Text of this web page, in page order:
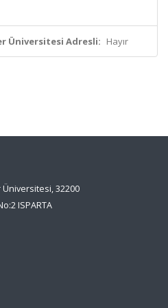
Üniversitesi Adresli: Hayır
Üniversitesi, 32200
ISPARTA